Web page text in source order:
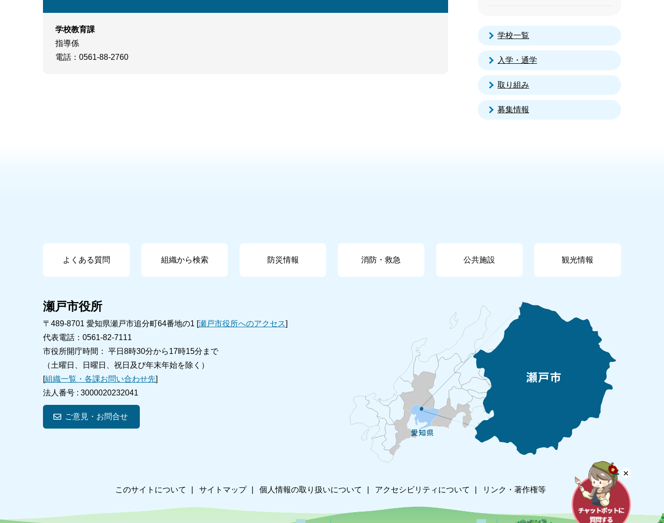
学校教育課
指導係
電話 ：0561-88-2760
学校一覧
入学・通学
取り組み
募集情報
よくある質問 組織から検索 防災情報 消防・救急 公共施設 観光情報
瀬戸市役所
〒489-8701 愛知県瀬戸市追分町64番地の1 [瀬戸市役所へのアクセス]
代表電話：0561-82-7111
市役所開庁時間： 平日8時30分から17時15分まで
（土曜日、日曜日、祝日及び年末年始を除く）
[組織一覧・各課お問い合わせ先]
法人番号 : 3000020232041
ご意見・お問合せ
このサイトについて サイトマップ 個人情報の取り扱いについて アクセシビリティについて リンク・著作権等
×